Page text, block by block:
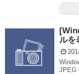
ルを
JPEG